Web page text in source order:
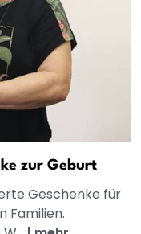
zur Geburt
Geschenke für
Familien.